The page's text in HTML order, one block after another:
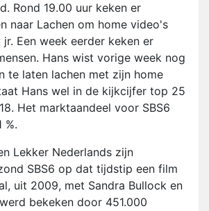
Rond 19.00 uur keken er
naar Lachen om home video's
jr. Een week eerder keken er
Hans wist vorige week nog
te laten lachen met zijn home
Hans wel in de kijkcijfer top 25
Het marktaandeel voor SBS6
%.
Lekker Nederlands zijn
SBS6 op dat tijdstip een film
uit 2009, met Sandra Bullock en
bekeken door 451.000